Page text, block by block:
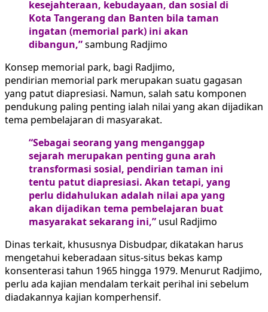
kesejahteraan, kebudayaan, dan sosial di
Kota Tangerang dan Banten bila taman
ingatan (memorial park) ini akan
dibangun,”sambung Radjimo
Konsep memorial park, bagi Radjimo,
pendirian memorial park merupakan suatu gagasan
yang patut diapresiasi. Namun, salah satu komponen
pendukung paling penting ialah nilai yang akan dijadikan
tema pembelajaran di masyarakat.
“Sebagai seorang yang menganggap
sejarah merupakan penting guna arah
transformasi sosial, pendirian taman ini
tentu patut diapresiasi. Akan tetapi, yang
perlu didahulukan adalah nilai apa yang
akan dijadikan tema pembelajaran buat
masyarakat sekarang ini,” usul Radjimo
Dinas terkait, khususnya Disbudpar, dikatakan harus
mengetahui keberadaan situs-situs bekas kamp
konsenterasi tahun 1965 hingga 1979. Menurut Radjimo,
perlu ada kajian mendalam terkait perihal ini sebelum
diadakannya kajian komperhensif.